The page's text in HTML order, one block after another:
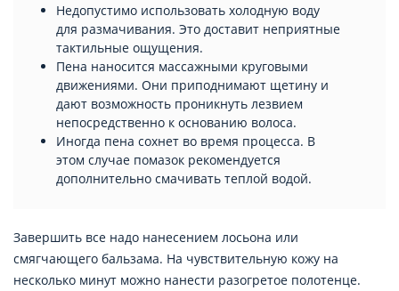
Недопустимо использовать холодную воду
для размачивания. Это доставит неприятные
тактильные ощущения.
Пена наносится массажными круговыми
движениями. Они приподнимают щетину и
дают возможность проникнуть лезвием
непосредственно к основанию волоса.
Иногда пена сохнет во время процесса. В
этом случае помазок рекомендуется
дополнительно смачивать теплой водой.
Завершить все надо нанесением лосьона или
смягчающего бальзама. На чувствительную кожу на
несколько минут можно нанести разогретое полотенце.